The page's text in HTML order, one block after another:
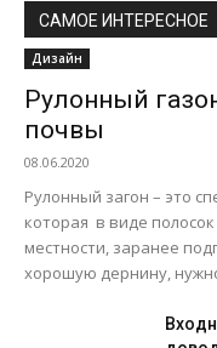
САМОЕ ИНТЕРЕСНОЕ
Дизайн
Рулонный
почвы
08.06.2020
Рулонный загон – это
которая в виде
местности, заранее
хорошую дернину,